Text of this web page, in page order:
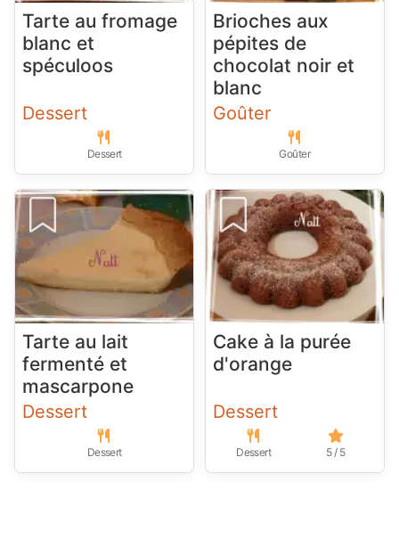
Tarte au fromage
blanc et
spéculoos
Dessert
Dessert
Brioches aux
pépites de
chocolat noir et
blanc
Goûter
Goûter
Tarte au lait
fermenté et
mascarpone
Dessert
Dessert
Cake à la purée
d'orange
Dessert
Dessert 5 / 5